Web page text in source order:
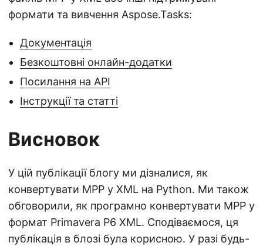
формати та вивчення Aspose.Tasks:
Документація
Безкоштовні онлайн-додатки
Посилання на API
Інструкції та статті
Висновок
У цій публікації блогу ми дізналися, як
конвертувати MPP у XML на Python. Ми також
обговорили, як програмно конвертувати MPP у
формат Primavera P6 XML. Сподіваємося, ця
публікація в блозі була корисною. У разі будь-